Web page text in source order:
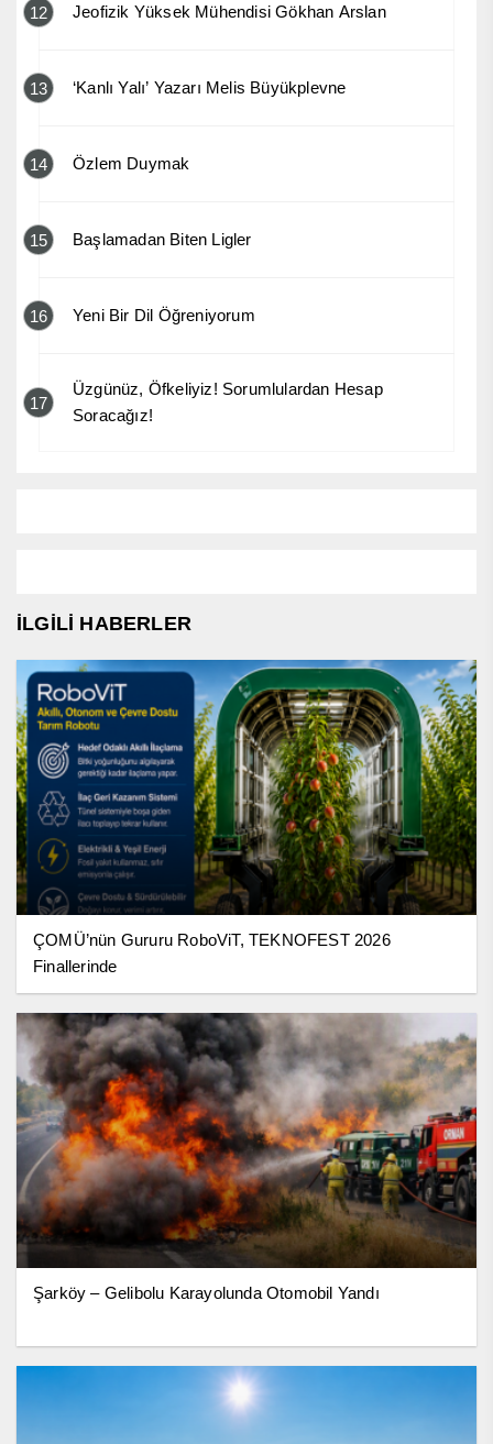
12 Jeofizik Yüksek Mühendisi Gökhan Arslan
13 ‘Kanlı Yalı’ Yazarı Melis Büyükplevne
14 Özlem Duymak
15 Başlamadan Biten Ligler
16 Yeni Bir Dil Öğreniyorum
17
Üzgünüz, Öfkeliyiz! Sorumlulardan Hesap
Soracağız!
İLGİLİ HABERLER
ÇOMÜ’nün Gururu RoboViT, TEKNOFEST 2026
Finallerinde
Şarköy – Gelibolu Karayolunda Otomobil Yandı